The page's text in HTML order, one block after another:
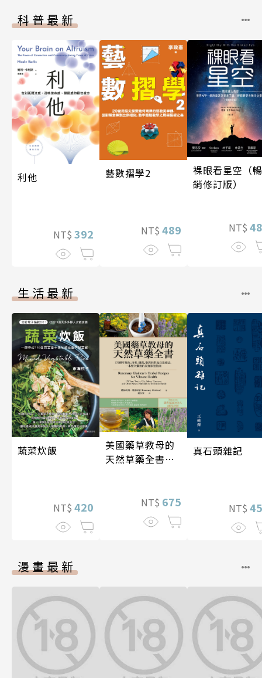
科普最新
利他
NT$ 392
藝數摺學2
NT$ 489
裸眼看星空（暢
銷修訂版）
NT$
生活最新
蔬菜炊飯
NT$ 420
美國藥草教母的
天然草藥全書
NT$ 675
真石頭雜記
NT$
漫畫最新